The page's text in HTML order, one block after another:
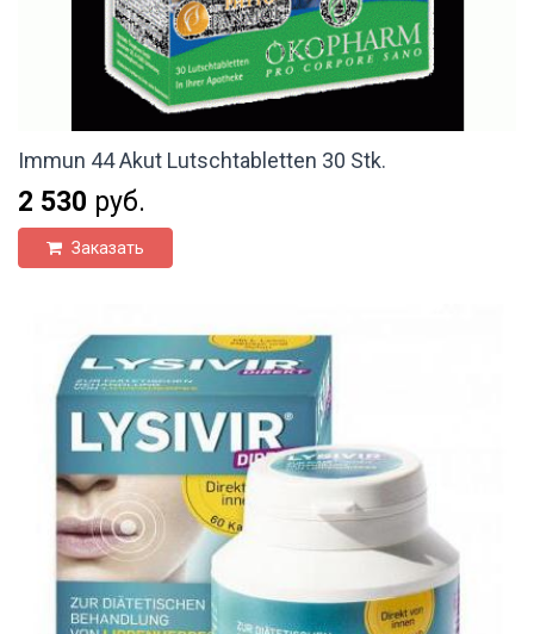
Immun 44 Akut Lutschtabletten 30 Stk.
2 530 руб.
Заказать